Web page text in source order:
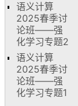
语义计算
2025春季讨
论班——强
化学习专题2
语义计算
2025春季讨
论班——强
化学习专题1